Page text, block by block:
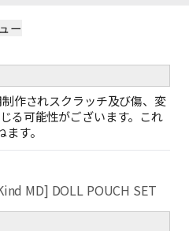
ー
作されスクラッチ及び傷、変
る可能性がございます。これ
す。
MD] DOLL POUCH SET